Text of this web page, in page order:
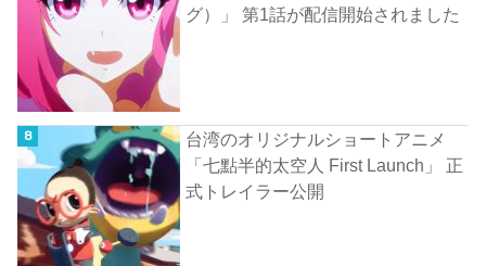
グ）」 第1話が配信開始されました
台湾のオリジナルショートアニメ
「七點半的太空人 First Launch」 正
式トレイラー公開